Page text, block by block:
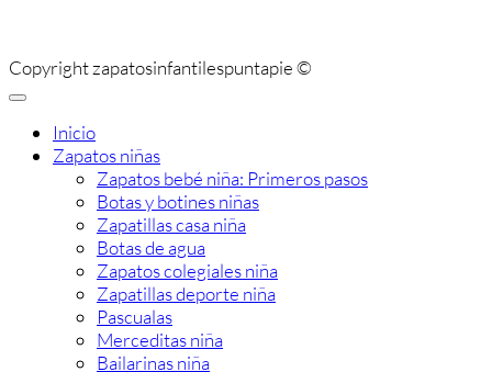
Copyright zapatosinfantilespuntapie ©
Inicio
Zapatos niñas
Zapatos bebé niña: Primeros pasos
Botas y botines niñas
Zapatillas casa niña
Botas de agua
Zapatos colegiales niña
Zapatillas deporte niña
Pascualas
Merceditas niña
Bailarinas niña